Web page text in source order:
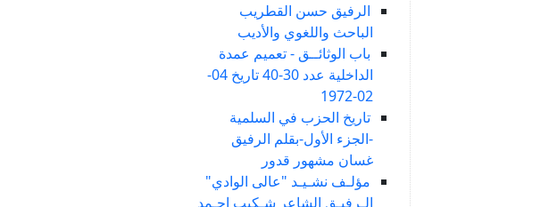
الرفيق حسن القطريب
الباحث واللغوي والأديب
باب الوثائــق - تعميم عمدة
الداخلية عدد 30-40 تاريخ 04-
02-1972
تاريخ الحزب في السلمية
-الجزء الأول-بقلم الرفيق
غسان مشهور قدور
مؤلـف نشـيـد "عالى الوادي"
الـرفيـق الشاعر شـكيب احـمد